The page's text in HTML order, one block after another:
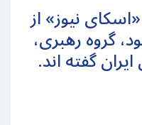
نیوز» از
گروه رهبری،
گفته اند.